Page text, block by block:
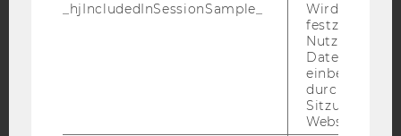
Blog
Bluesky
_hjIncludedInSessionSample_
Wird gesetzt,
festzustellen,
Nutzer in die
einbezogen
durch das
Sitzungslimit
Website